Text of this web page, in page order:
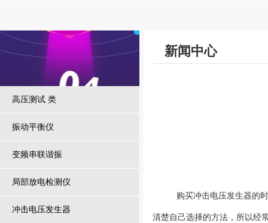
高压测试 类
振动平衡仪
变频串联谐振
局部放电检测仪
冲击电压发生器
新闻中心
购买冲击电压发生器的时候
清楚自己选择的方法，所以经